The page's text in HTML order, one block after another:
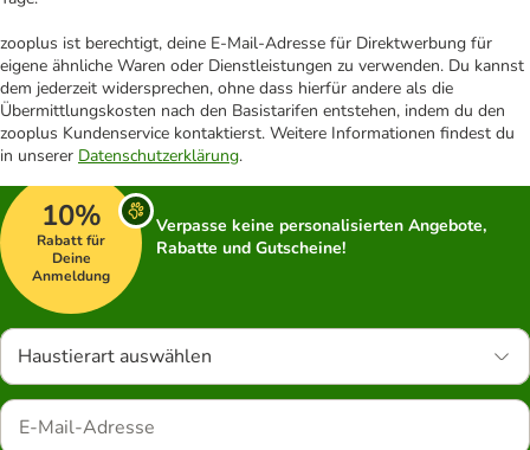
zooplus ist berechtigt, deine E-Mail-Adresse für Direktwerbung für
eigene ähnliche Waren oder Dienstleistungen zu verwenden. Du kannst
dem jederzeit widersprechen, ohne dass hierfür andere als die
Übermittlungskosten nach den Basistarifen entstehen, indem du den
zooplus Kundenservice kontaktierst. Weitere Informationen findest du
in unserer Datenschutzerklärung.
10%
Rabatt für
Deine
Anmeldung
Verpasse keine personalisierten Angebote,
Rabatte und Gutscheine!
Haustierart auswählen